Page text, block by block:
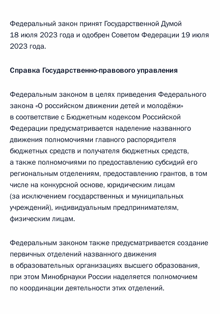
Федеральный закон принят Государственной Думой
18 июля 2023 года и одобрен Советом Федерации 19 июля
2023 года.
Справка Государственно-правового управления
Федеральным законом в целях приведения Федерального
закона «О российском движении детей и молодёжи»
в соответствие с Бюджетным кодексом Российской
Федерации предусматривается наделение названного
движения полномочиями главного распорядителя
бюджетных средств и получателя бюджетных средств,
а также полномочиями по предоставлению субсидий его
региональным отделениям, предоставлению грантов, в том
числе на конкурсной основе, юридическим лицам
(за исключением государственных и муниципальных
учреждений), индивидуальным предпринимателям,
физическим лицам.
Федеральным законом также предусматривается создание
первичных отделений названного движения
в образовательных организациях высшего образования,
при этом Минобрнауки России наделяется полномочием
по координации деятельности этих отделений.